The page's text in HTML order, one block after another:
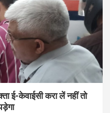
ई-केवाईसी करा लें नहीं तो